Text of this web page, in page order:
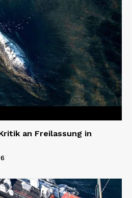
an Freilassung in